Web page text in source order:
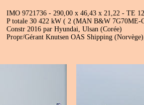
IMO 9721736 - 290,00 x 46,43 x 21,22 - TE
P totale 30 422 kW ( 2 (MAN B&W 7G70ME-
Constr 2016 par Hyundai, Ulsan (Corée)
Propr/Gérant Knutsen OAS Shipping